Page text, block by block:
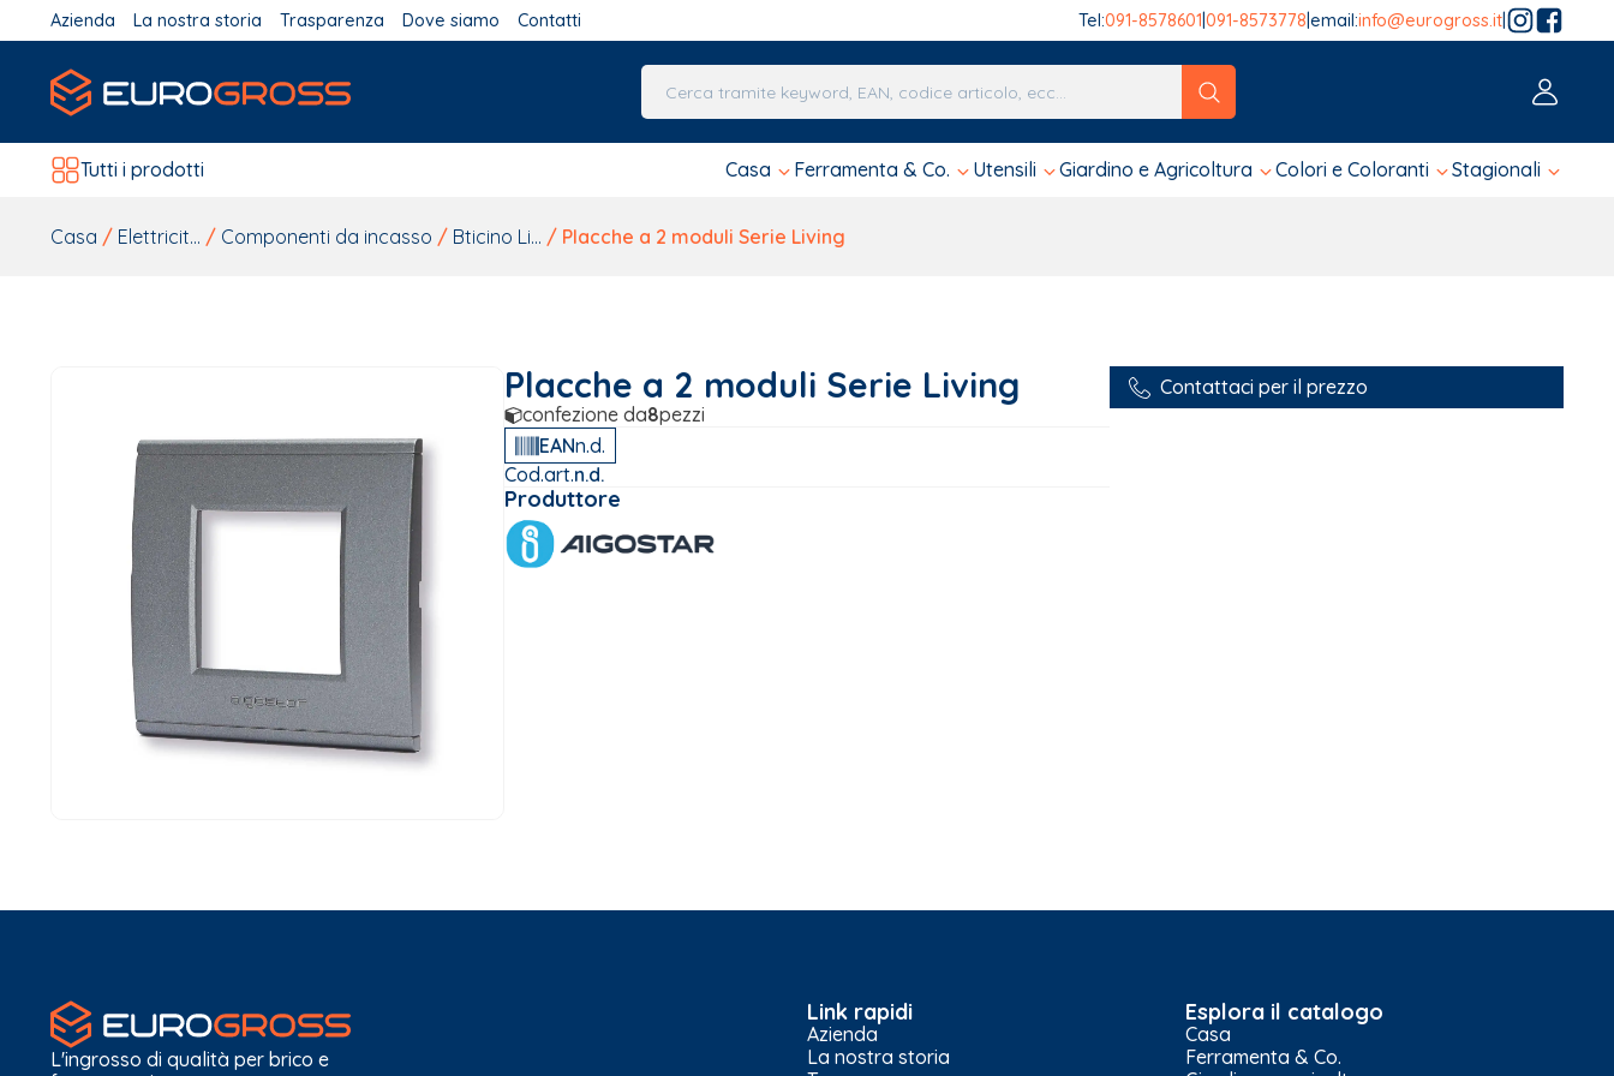
Azienda La nostra storia Trasparenza Dove siamo Contatti Tel:091-8578601 091-8573778 email:info@eurogross.it
Tutti i prodotti
Casa Ferramenta & Co. Utensili Giardino e Agricoltura Colori e Coloranti Stagionali
Casa / Elettricit... / Componenti da incasso / Bticino Li... / Placche a 2 moduli Serie Living
Placche a 2 moduli Serie Living
confezione da8pezzi
EANn.d.
Cod.art.n.d.
Produttore
Contattaci per il prezzo
L'ingrosso di qualità per brico e
Link rapidi
Azienda
La nostra storia
Esplora il catalogo
Casa
Ferramenta & Co.